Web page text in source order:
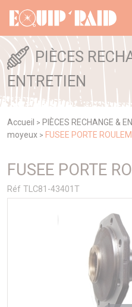
PIÈCES
ENTRETIEN
Accueil > PIÈCES RECHANGE &
moyeux > FUSEE PORTE
FUSEE PORTE
Réf TLC81-43401T
Panneau de gestion des cookies